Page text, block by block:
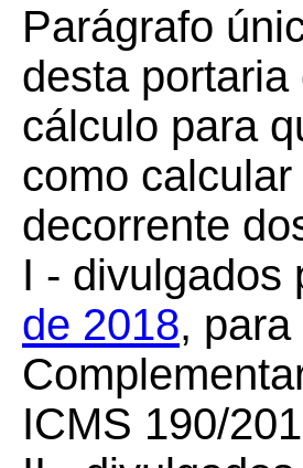
Parágrafo
desta
cálculo para
como
decorrente
I - divulgados
de 2018,
ICMS 190/